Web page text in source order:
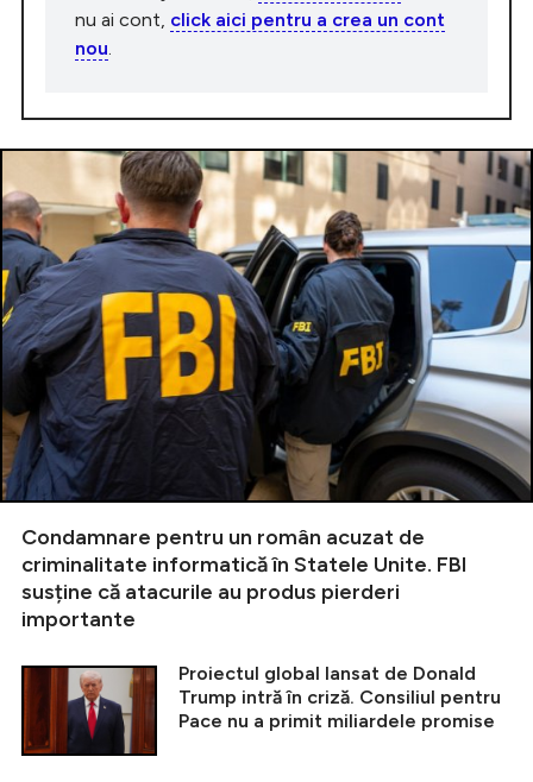
nu ai cont, click aici pentru a crea un cont
nou
Condamnare pentru un român acuzat de
criminalitate informatică în Statele Unite. FBI
susține că atacurile au produs pierderi
importante
Proiectul global lansat de Donald
Trump intră în criză. Consiliul pentru
Pace nu a primit miliardele promise